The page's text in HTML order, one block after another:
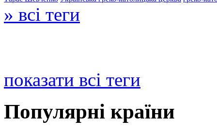
» всі теги
показати всі теги
Популярні країни